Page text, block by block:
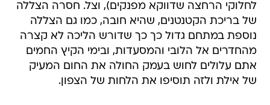
לחלוקי הרחצה שדווקא מפנקים), וצל. חסרה הצללה
של בריכת הקטנטנים, שהיא חובה, כמו גם הצללה
נוספת במתחם גדול כך כך שדורש הליכה לא קצרה
מהחדרים אל הלובי והמסעדות, ובימי הקיץ החמים
אתם עלולים לחוש בעמק החולה את החום המעיק
של אילת ולזה תוסיפו את הלחות של הצפון.